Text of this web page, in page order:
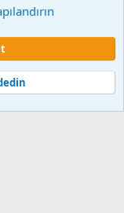
Ana sayfa
Ltd.
2024